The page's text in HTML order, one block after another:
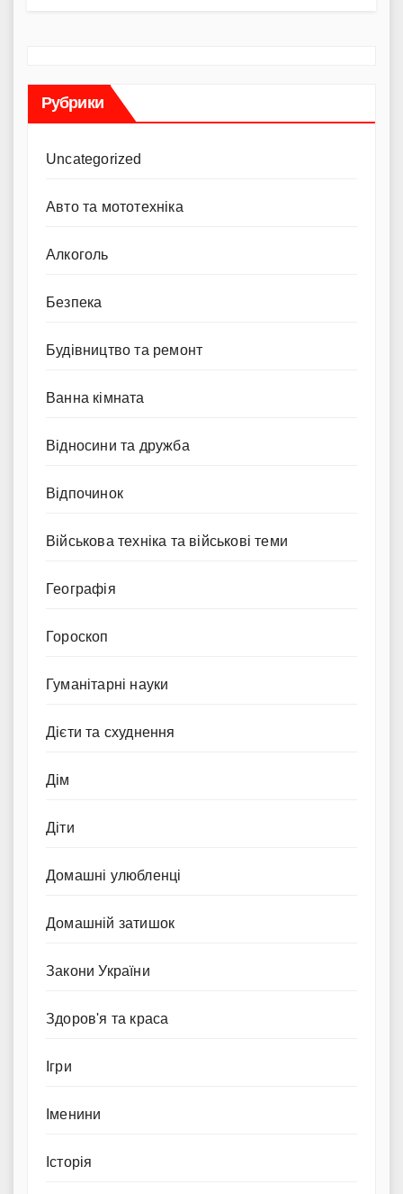
Рубрики
Uncategorized
Авто та мототехніка
Алкоголь
Безпека
Будівництво та ремонт
Ванна кімната
Відносини та дружба
Відпочинок
Військова техніка та військові теми
Географія
Гороскоп
Гуманітарні науки
Дієти та схуднення
Дім
Діти
Домашні улюбленці
Домашній затишок
Закони України
Здоров'я та краса
Ігри
Іменини
Історія